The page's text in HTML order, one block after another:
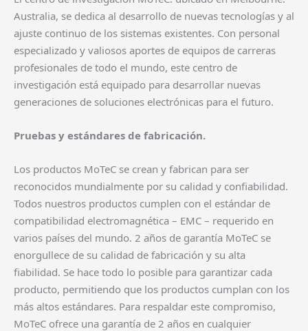
Australia, se dedica al desarrollo de nuevas tecnologías y al
ajuste continuo de los sistemas existentes. Con personal
especializado y valiosos aportes de equipos de carreras
profesionales de todo el mundo, este centro de
investigación está equipado para desarrollar nuevas
generaciones de soluciones electrónicas para el futuro. ​
Pruebas y estándares de fabricación.
Los productos MoTeC se crean y fabrican para ser
reconocidos mundialmente por su calidad y confiabilidad.
Todos nuestros productos cumplen con el estándar de
compatibilidad electromagnética – EMC – requerido en
varios países del mundo. 2 años de garantía MoTeC se
enorgullece de su calidad de fabricación y su alta
fiabilidad. Se hace todo lo posible para garantizar cada
producto, permitiendo que los productos cumplan con los
más altos estándares. Para respaldar este compromiso,
MoTeC ofrece una garantía de 2 años en cualquier